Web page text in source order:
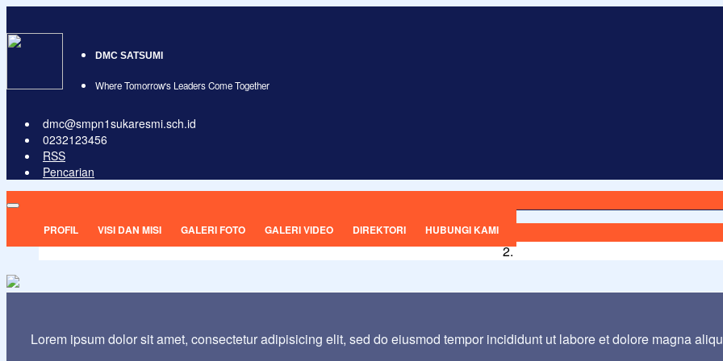
DMC SATSUMI
Where Tomorrow's Leaders Come Together
dmc@smpn1sukaresmi.sch.id
0232123456
RSS
Pencarian
PROFIL VISI DAN MISI GALERI FOTO GALERI VIDEO DIREKTORI HUBUNGI KAMI
Lorem ipsum dolor sit amet, consectetur adipisicing elit, sed do eiusmod tempor incididunt ut labore et dolore magna